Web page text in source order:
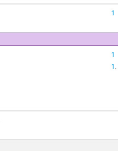
1
1
1,